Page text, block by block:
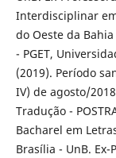
Interdisciplinar
do Oeste da
- PGET,
(2019). Período
IV) de agosto/
Tradução -
Bacharel em
Brasília - UnB.